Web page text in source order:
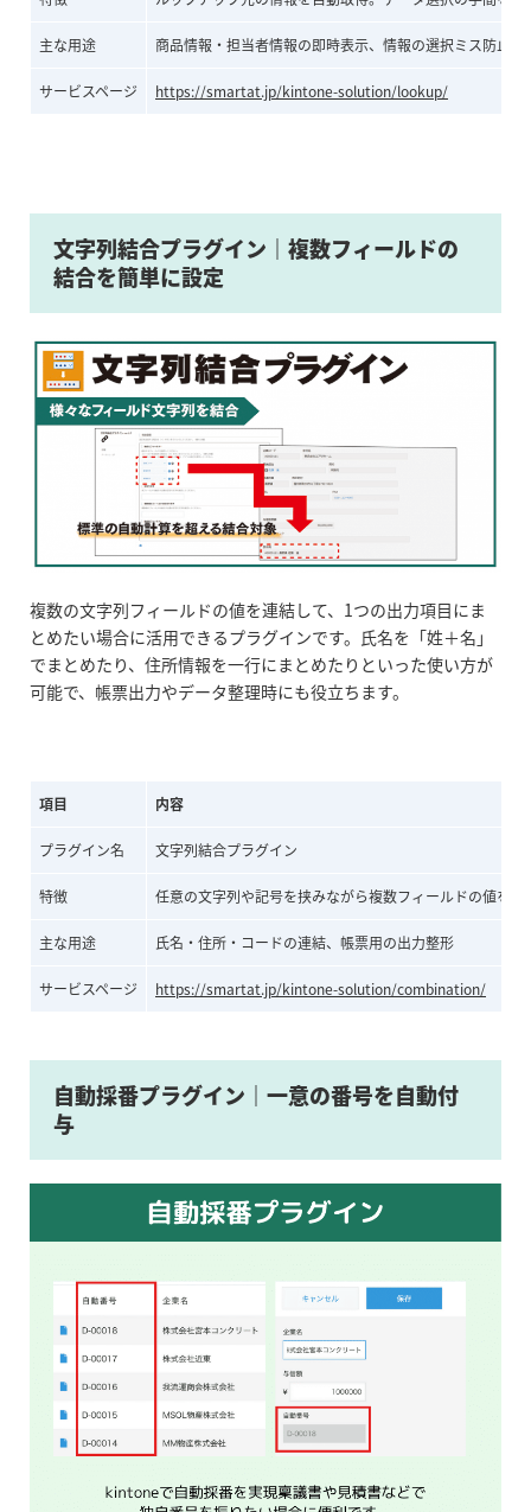
主な用途 商品情報・担当者情報の即時表示、情報の選択ミス防止
サービスページ https://smartat.jp/kintone-solution/lookup/
文字列結合プラグイン｜複数フィールドの
結合を簡単に設定
複数の文字列フィールドの値を連結して、1つの出力項目にま
とめたい場合に活用できるプラグインです。氏名を「姓＋名」
でまとめたり、住所情報を一行にまとめたりといった使い方が
可能で、帳票出力やデータ整理時にも役立ちます。
項目 内容
プラグイン名 文字列結合プラグイン
特徴 任意の文字列や記号を挟みながら複数フィールドの値を結
主な用途 氏名・住所・コードの連結、帳票用の出力整形
サービスページ https://smartat.jp/kintone-solution/combination/
自動採番プラグイン｜一意の番号を自動付
与